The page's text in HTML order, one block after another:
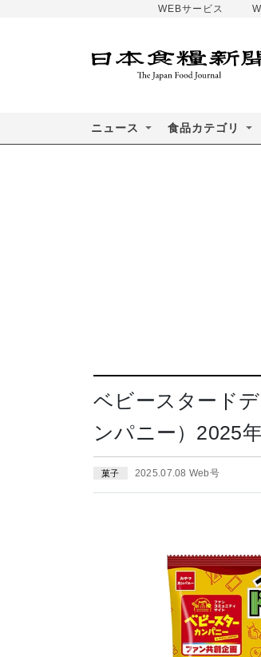
WEBサービス
ニュース 食品カテゴリ
ベビースタード
ンパニー）2025
菓子 2025.07.08 Web号